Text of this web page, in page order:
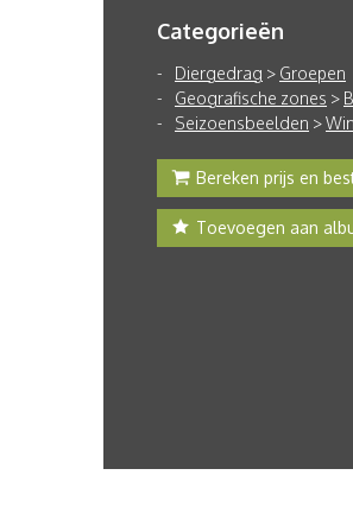
Categorieën
Diergedrag > Groepen
Geografische zones >
Seizoensbeelden >
Bereken prijs en
Toevoegen aan